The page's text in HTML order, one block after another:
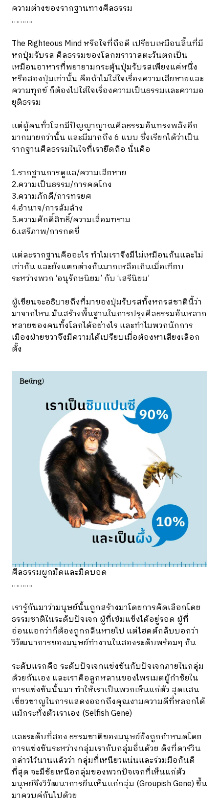
ความต่างของรากฐานทางศีลธรรม
……….
The Righteous Mind หรือใจที่ถือดี เปรียบเหมือนลิ้นที่มี
หกปุ่มรับรส ศีลธรรมของโลกฆราวาสตะวันตกเป็น
เหมือนอาหารที่พยายามกระตุ้นปุ่มรับรสเพียงแค่หนึ่ง
หรือสองปุ่มเท่านั้น คือถ้าไม่ใส่ใจเรื่องความเสียหายและ
ความทุกข์ ก็ต้องไปใส่ใจเรื่องความเป็นธรรมและความอ
ยุติธรรม
แต่ผู้คนทั่วโลกมีปัญญาญาณศีลธรรมอันทรงพลังอีก
มากมายกว่านั้น และมีมากถึง 6 แบบ ซึ่งเรียกได้ว่าเป็น
รากฐานศีลธรรมในใจที่เรายึดถือ นั่นคือ
1.รากฐานการดูแล/ความเสียหาย
2.ความเป็นธรรม/การคดโกง
3.ความภักดี/การทรยศ
4.อำนาจ/การล้มล้าง
5.ความศักดิ์สิทธิ์/ความเสื่อมทราม
6.เสรีภาพ/การกดขี่
แต่ละรากฐานคืออะไร ทำไมเราจึงมีไม่เหมือนกันและไม่
เท่ากัน และยังแตกต่างกันมากเหลือเกินเมื่อเทียบ
ระหว่างพวก ‘อนุรักษนิยม’ กับ ‘เสรีนิยม’
ผู้เขียนจะอธิบายถึงที่มาของปุ่มรับรสทั้งหกรสชาตินี้ว่า
มาจากไหน มันสร้างพื้นฐานในการปรุงศีลธรรมอันหลาก
หลายของคนทั้งโลกได้อย่างไร และทำไมพวกนักการ
เมืองฝ่ายขวาจึงมีความได้เปรียบเมื่อต้องหาเสียงเลือก
ตั้ง
ศีลธรรมผูกมัดและมืดบอด
……….
เรารู้กันมาว่ามนุษย์นั้นถูกสร้างมาโดยการคัดเลือกโดย
ธรรมชาติในระดับปัจเจก ผู้ที่เข้มแข็งได้อยู่รอด ผู้ที่
อ่อนแอกว่าก็ต้องถูกกลืนหายไป แต่ไฮดต์กลับบอกว่า
วิวัฒนาการของมนุษย์ทำงานในสองระดับพร้อมๆ กัน
ระดับแรกคือ ระดับปัจเจกแข่งขันกับปัจเจกภายในกลุ่ม
ด้วยกันเอง และเราคือลูกหลานของไพรเมตผู้กำชัยใน
การแข่งขันนั้นมา ทำให้เราเป็นพวกเห็นแก่ตัว สุดแสน
เชี่ยวชาญในการแสดงออกถึงคุณงามความดีที่หลอกได้
แม้กระทั่งตัวเราเอง (Selfish Gene)
และระดับที่สอง ธรรมชาติของมนุษย์ยังถูกกำหนดโดย
การแข่งขันระหว่างกลุ่มเรากับกลุ่มอื่นด้วย ดังที่ดาร์วิน
กล่าวไว้นานแล้วว่า กลุ่มที่เหนียวแน่นและร่วมมือกันดี
ที่สุด จะมีชัยเหนือกลุ่มของพวกปัจเจกที่เห็นแก่ตัว
มนุษย์จึงวิวัฒนาการยีนเห็นแก่กลุ่ม (Groupish Gene) ขึ้น